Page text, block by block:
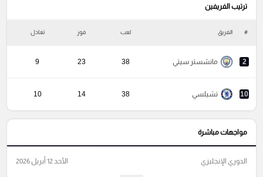
ترتيب الفريفين
# الفريق لعب فوز تعادل
2 مانشستر سيتي 38
23
9
10 تشيلسي 38
14
10
مواجهات مباشرة
الدوري الإنجليزي الأحد 12 أبريل 2026